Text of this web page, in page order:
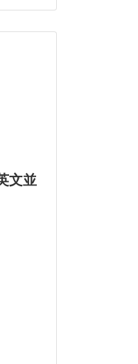
文並